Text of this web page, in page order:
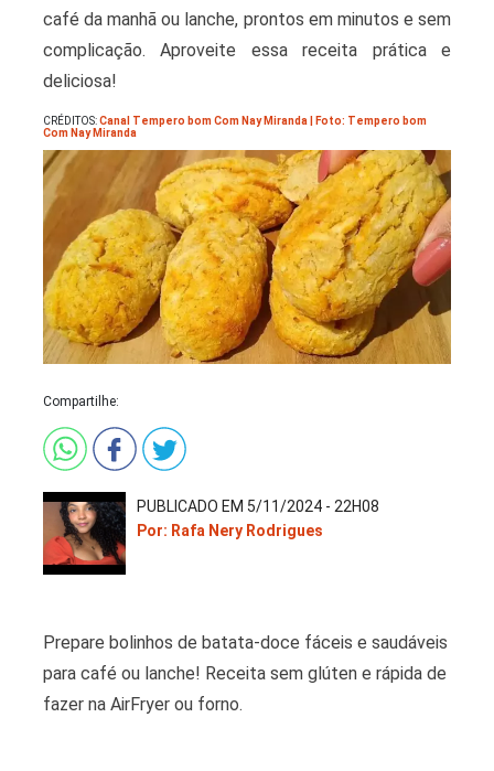
café da manhã ou lanche, prontos em minutos e sem
complicação. Aproveite essa receita prática e
deliciosa!
CRÉDITOS:Canal Tempero bom Com Nay Miranda | Foto: Tempero bom
Com Nay Miranda
Compartilhe:
PUBLICADO EM 5/11/2024 - 22H08
Por: Rafa Nery Rodrigues
Prepare bolinhos de batata-doce fáceis e saudáveis
para café ou lanche! Receita sem glúten e rápida de
fazer na AirFryer ou forno.